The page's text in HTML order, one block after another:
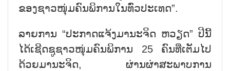
ຂອງຊາວໜຸ່ມຄົນພິການໃນທົ່ວປະເທດ”.
ລາຍການ “ປະກາດແຈ້ງມານະຈິດ ຫວຽດ” ປີນີ້
ໄດ້ເຊີດຊູຊາວໜຸ່ມຄົນພິການ 25 ຄົນທີ່ເຕັມໄປ
ດ້ວຍມານະຈິດ, ຜ່ານຜ່າສະພາບການ